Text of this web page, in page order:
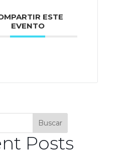
ESTE
EVENTO
Buscar
Posts